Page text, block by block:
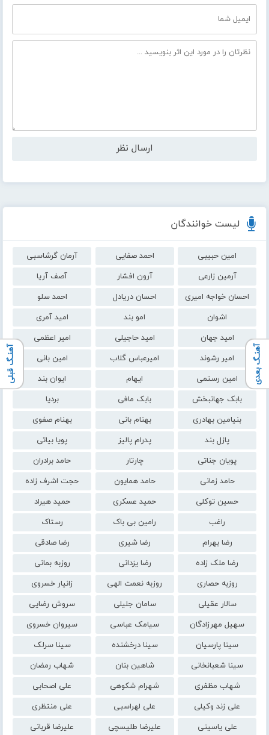
لیست خوانندگان
امین حبیبی احمد صفایی
آرمان گرشاسبی
آرمین زارعی
آرون افشار
آصف آریا
احسان خواجه امیری
احسان دریادل
احمد سلو
اشوان
امو بند
امید آمری
امید جهان
امید حاجیلی
امیر اعظمی
امیر رشوند
امیرعباس گلاب
امین بانی
امین رستمی
ایهام
ایوان بند
بابک جهانبخش
بابک مافی
بردیا
بنیامین بهادری
بهنام بانی
بهنام صفوی
پازل بند
پدرام پالیز
پویا بیاتی
پویان جناتی
چارتار
حامد برادران
حامد زمانی
حامد همایون
حجت اشرف زاده
حسین توکلی
حمید عسکری
حمید هیراد
راغب
رامین بی باک
رستاک
رضا بهرام
رضا شیری
رضا صادقی
رضا ملک زاده
رضا یزدانی
روزبه بمانی
روزبه حصاری
روزبه نعمت الهی
زانیار خسروی
سالار عقیلی
سامان جلیلی
سروش رضایی
سهیل مهرزادگان
سیامک عباسی
سیروان خسروی
سینا پارسیان
سینا درخشنده
سینا سرلک
سینا شعبانخانی
شاهین بنان
شهاب رمضان
شهاب مظفری
شهرام شکوهی
علی اصحابی
علی زند وکیلی
علی لهراسبی
علی منتظری
علی یاسینی
علیرضا طلیسچی
علیرضا قربانی
آهنـگ بعدی آهنـگ قبلی